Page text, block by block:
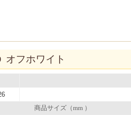
オフホワイト
商品サイズ（mm ）